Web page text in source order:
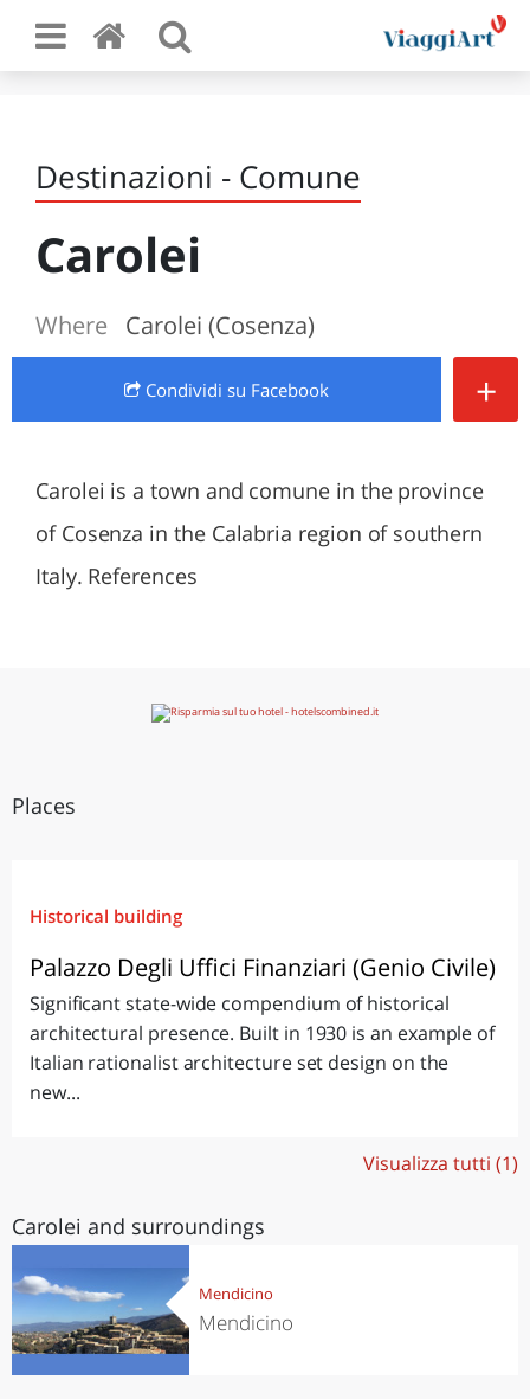
Destinazioni - Comune
Carolei
Where Carolei (Cosenza)
Condividi su Facebook +
Carolei is a town and comune in the province
of Cosenza in the Calabria region of southern
Italy. References
Places
Historical building
Palazzo Degli Uffici Finanziari (Genio Civile)
Significant state-wide compendium of historical
architectural presence. Built in 1930 is an example of
Italian rationalist architecture set design on the
new...
Visualizza tutti (1)
Carolei and surroundings
Mendicino
Mendicino